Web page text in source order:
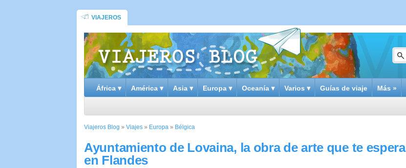
VIAJEROS
África ▾ América ▾ Asia ▾ Europa ▾ Oceanía ▾ Varios ▾ Guías de viaje Más »
Viajeros Blog » Viajes » Europa » Bélgica
Ayuntamiento de Lovaina, la obra de arte que te espera
en Flandes